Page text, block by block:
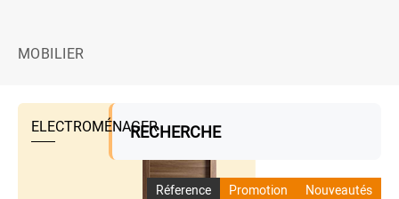
MOBILIER
ELECTROMÉNAGERRECHERCHE
Réference Promotion Nouveautés